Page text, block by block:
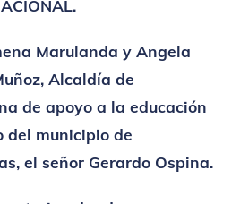
Marulanda y Angela
Alcaldía de
de apoyo a la educación
del municipio de
el señor Gerardo Ospina.